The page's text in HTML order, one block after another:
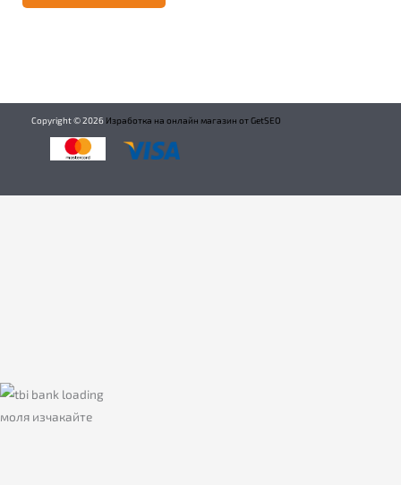
Copyright ©2026 Изработка на онлайн магазин от GetSEO
моля изчакайте